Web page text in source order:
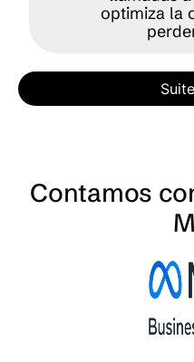
optimiza la
Contamos